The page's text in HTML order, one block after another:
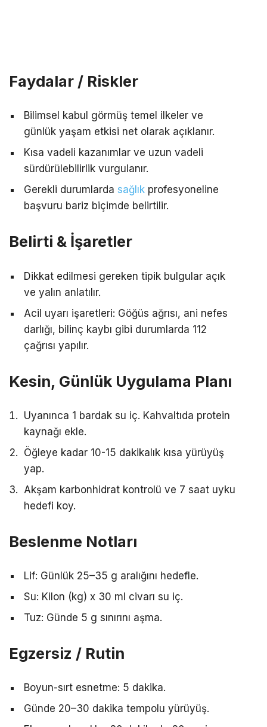
Faydalar / Riskler
Bilimsel kabul görmüş temel ilkeler ve
günlük yaşam etkisi net olarak açıklanır.
Kısa vadeli kazanımlar ve uzun vadeli
sürdürülebilirlik vurgulanır.
Gerekli durumlarda sağlık profesyoneline
başvuru bariz biçimde belirtilir.
Belirti & İşaretler
Dikkat edilmesi gereken tipik bulgular açık
ve yalın anlatılır.
Acil uyarı işaretleri: Göğüs ağrısı, ani nefes
darlığı, bilinç kaybı gibi durumlarda 112
çağrısı yapılır.
Kesin, Günlük Uygulama Planı
Uyanınca 1 bardak su iç. Kahvaltıda protein
kaynağı ekle.
Öğleye kadar 10-15 dakikalık kısa yürüyüş
yap.
Akşam karbonhidrat kontrolü ve 7 saat uyku
hedefi koy.
Beslenme Notları
Lif: Günlük 25–35 g aralığını hedefle.
Su: Kilon (kg) x 30 ml civarı su iç.
Tuz: Günde 5 g sınırını aşma.
Egzersiz / Rutin
Boyun-sırt esnetme: 5 dakika.
Günde 20–30 dakika tempolu yürüyüş.